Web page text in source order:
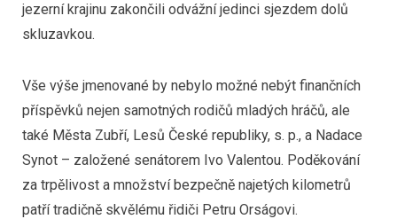
jezerní krajinu zakončili odvážní jedinci sjezdem dolů
skluzavkou.
Vše výše jmenované by nebylo možné nebýt finančních
příspěvků nejen samotných rodičů mladých hráčů, ale
také Města Zubří, Lesů České republiky, s. p., a Nadace
Synot – založené senátorem Ivo Valentou. Poděkování
za trpělivost a množství bezpečně najetých kilometrů
patří tradičně skvělému řidiči Petru Orságovi.